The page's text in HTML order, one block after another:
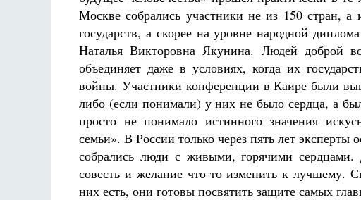
Москве собрались участники не из 150 стран,
государств, а скорее на уровне народной
Наталья Викторовна Якунина. Людей доброй
объединяет даже в условиях, когда их
войны. Участники конференции в Каире были
либо (если понимали) у них не было сердца, а
просто не понимало истинного значения
семьи». В России только через пять лет
собрались люди с живыми, горячими
совесть и желание что-то изменить к лучшему.
них есть, они готовы посвятить защите самых